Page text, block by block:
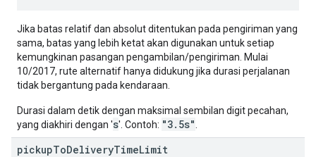
Jika batas relatif dan absolut ditentukan pada pengiriman yang
sama, batas yang lebih ketat akan digunakan untuk setiap
kemungkinan pasangan pengambilan/pengiriman. Mulai
10/2017, rute alternatif hanya didukung jika durasi perjalanan
tidak bergantung pada kendaraan.
Durasi dalam detik dengan maksimal sembilan digit pecahan,
yang diakhiri dengan 's'. Contoh: "3.5s"
pickupToDeliveryTimeLimit